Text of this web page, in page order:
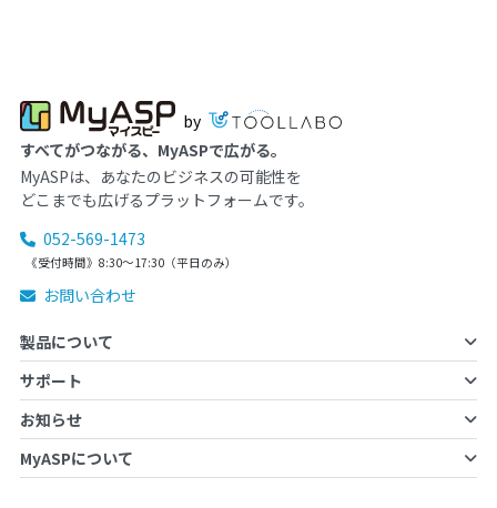
by
すべてがつながる、MyASPで広がる。
MyASPは、あなたのビジネスの可能性を
どこまでも広げるプラットフォームです。
052-569-1473
《受付時間》8:30～17:30（平日のみ）
お問い合わせ
製品について
サポート
お知らせ
MyASPについて